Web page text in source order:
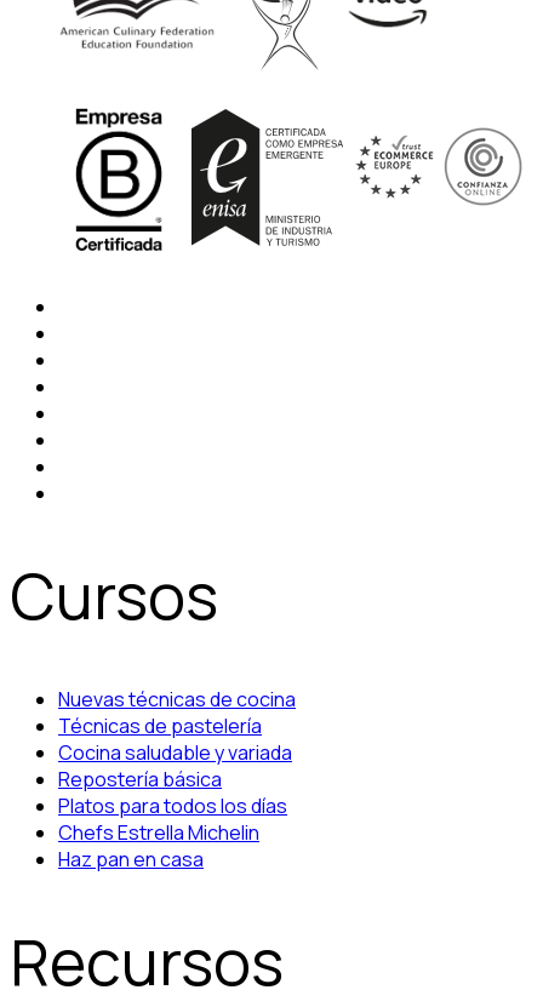
Cursos
Nuevas técnicas de cocina
Técnicas de pastelería
Cocina saludable y variada
Repostería básica
Platos para todos los días
Chefs Estrella Michelin
Haz pan en casa
Recursos